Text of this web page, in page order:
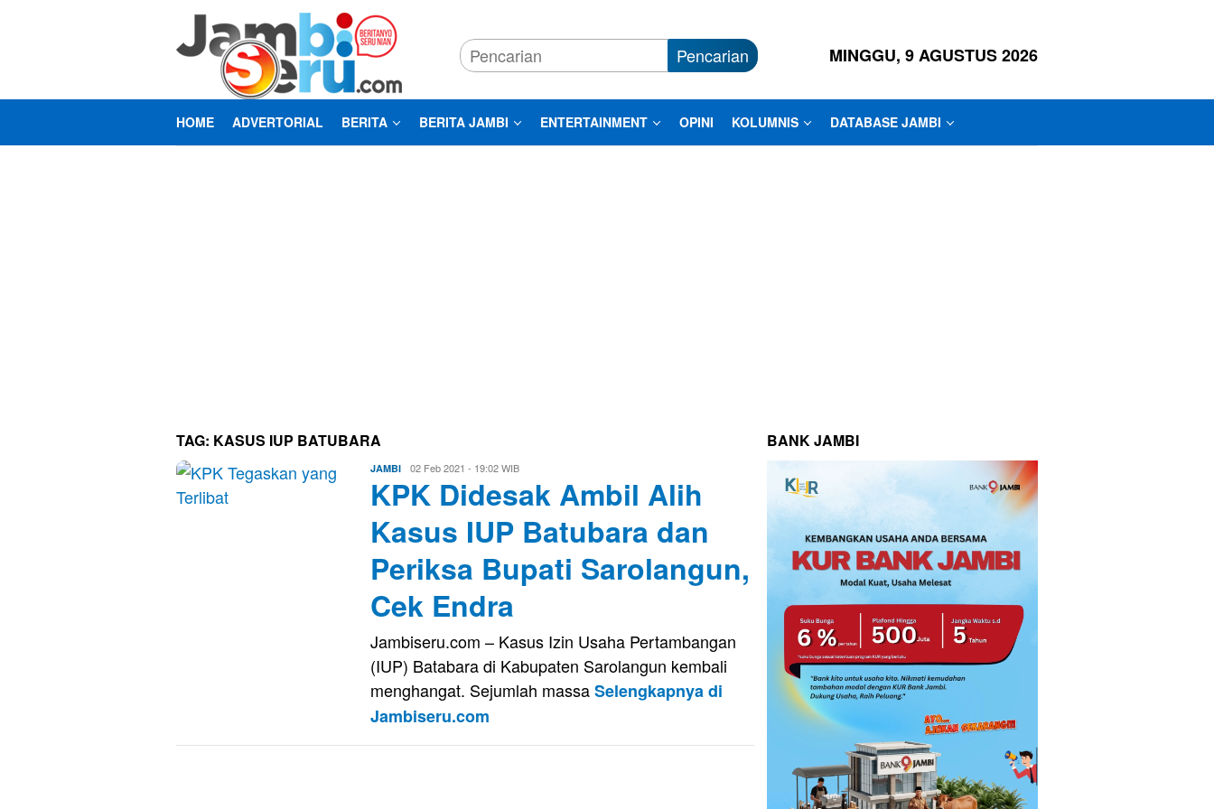
Pencarian MINGGU, 9 AGUSTUS 2026
HOME ADVERTORIAL BERITA BERITA JAMBI ENTERTAINMENT OPINI KOLUMNIS DATABASE JAMBI
TAG: KASUS IUP BATUBARA
JAMBI Evo
Kusnady
02 Feb 2021 - 19:02 WIB
KPK Didesak Ambil Alih
Kasus IUP Batubara dan
Periksa Bupati Sarolangun,
Cek Endra
Jambiseru.com – Kasus Izin Usaha Pertambangan
(IUP) Batabara di Kabupaten Sarolangun kembali
menghangat. Sejumlah massaSelengkapnya di
Jambiseru.com
BANK JAMBI